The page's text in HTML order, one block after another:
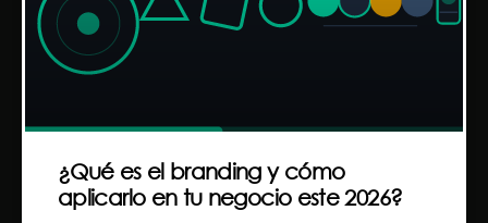
¿Qué es el branding y cómo
aplicarlo en tu negocio este 2026?